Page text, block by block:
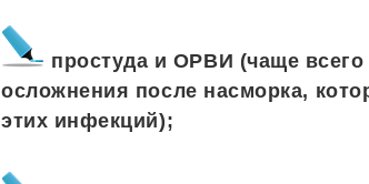
простуда и ОРВИ (чаще всего
осложнения после насморка,
этих инфекций);